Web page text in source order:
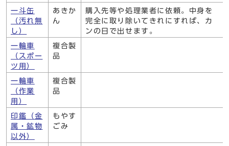
一斗缶
（汚れ無
し）
あきか
ん
購入先等や処理業者に依頼。中身を
完全に取り除いてきれにすれば、カ
ンの日で出せます。
一輪車
（スポー
ツ用）
複合製
品
一輪車
（作業
用）
複合製
品
印鑑（金
属・鉱物
以外）
もやす
ごみ